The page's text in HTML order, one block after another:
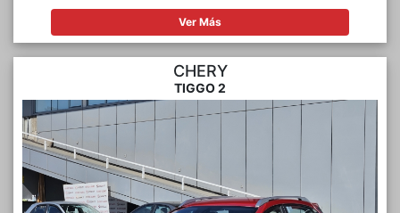
Ver Más
CHERY
TIGGO 2